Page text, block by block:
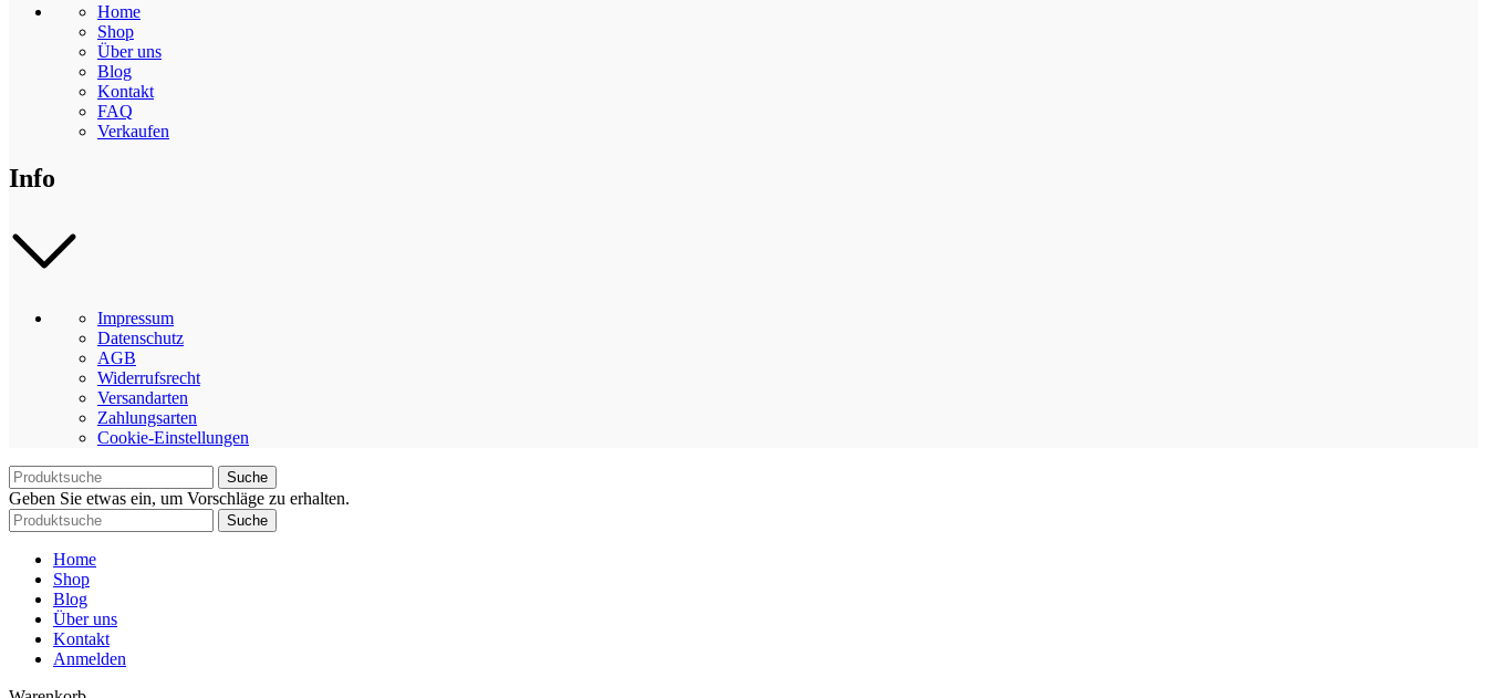
Home
Shop
Über uns
Blog
Kontakt
FAQ
Verkaufen
Info
Impressum
Datenschutz
AGB
Widerrufsrecht
Versandarten
Zahlungsarten
Cookie-Einstellungen
Suche
Geben Sie etwas ein, um Vorschläge zu erhalten.
Suche
Home
Shop
Blog
Über uns
Kontakt
Anmelden